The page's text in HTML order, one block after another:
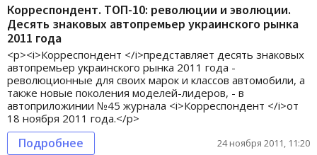
Корреспондент. ТОП-10: революции и эволюции.
Десять знаковых автопремьер украинского рынка
2011 года
<p><i>Корреспондент </i>представляет десять знаковых
автопремьер украинского рынка 2011 года -
революционные для своих марок и классов автомобили, а
также новые поколения моделей-лидеров, - в
автоприложинии №45 журнала <i>Корреспондент </i>от
18 ноября 2011 года.</p>
Подробнее 24 ноября 2011, 11:20